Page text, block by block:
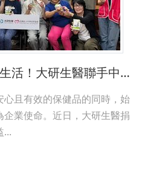
助力長者健康生活！大研生醫聯手中華長照協會捐贈營養補充品
心且有效的保健品的同時，始
企業使命。近日，大研生醫捐
...